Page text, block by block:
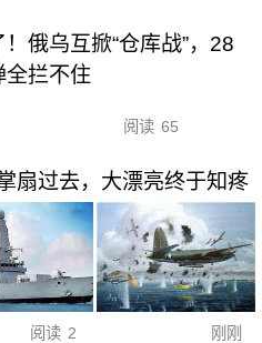
！俄乌互掀“仓库战”，28
全拦不住
阅读 65
扇过去，大漂亮终于知疼
阅读 2 刚刚